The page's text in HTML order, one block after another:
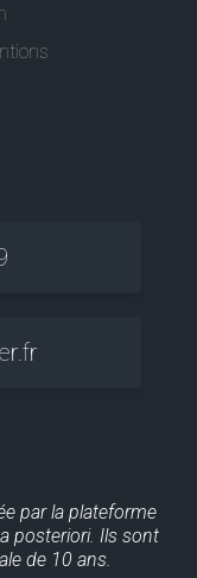
par la plateforme
posteriori. Ils sont
de 10 ans.